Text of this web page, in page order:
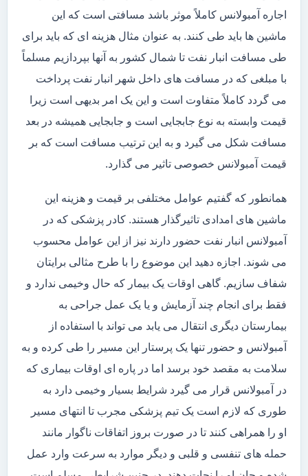
اجاره آمبولانس کاملاً موثر باشد مسافتی است که این
ماشین ها باید طی کنند. به عنوان مثال هزینه ای که باید برای
طی مسافت انبار نفت تا شمال کشور به آنها بپردازیم مسلماً
با مبلغی که در مسافت های داخل شهر انبار نفت پرداخت
می گردد کاملاً متفاوت است و این یک امر بدیهی است زیرا
قیمت وابسته به نوع جابجایی است و جابجایی همیشه در بعد
مسافت شکل می گیرد و به این ترتیب مسافت است که بر
قیمت آمبولانس خصوصی تاثیر می گذارد.
همانطور که گفتیم عوامل مختلفی بر قیمت و هزینه این
ماشین های امدادی تاثیرگذار هستند. کادر پزشکی که در
آمبولانس انبار نفت حضور دارند نیز از این عوامل محسوب
می شوند. اجازه دهید این موضوع را با طرح مثالی برایتان
شفاف سازیم. گاهی اوقات یک بیمار که حال وخیمی ندارد و
فقط برای انجام چند آزمایش و یا یک عمل جراحی به
بیمارستان دیگری انتقال می یابد می تواند با استفاده از
آمبولانس و حضور تنها یک پرستار این مسیر را طی کرده و به
سلامت به مقصد خود برسد اما در پاره ای اوقات بیماری که
در آمبولانس قرار می گیرد شرایط بسیار وخیمی دارد به
طوری که لازم است یک تیم پزشکی مجرب تا انتهای مسیر
او را همراهی کنند تا در صورت بروز اتفاقات ناگوار مانند
حمله های تنفسی و قلبی و دیگر موارد به سرعت وارد عمل